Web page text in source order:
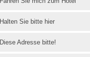
Halten Sie bitte hier
Diese Adresse bitte!